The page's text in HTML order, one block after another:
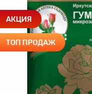
АКЦИЯ
ТОП ПРОДАЖ